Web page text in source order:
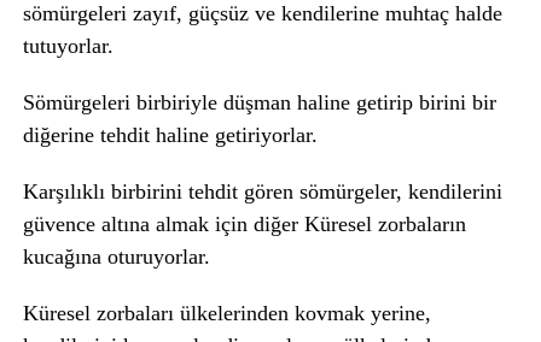
sömürgeleri zayıf, güçsüz ve kendilerine muhtaç halde
tutuyorlar.
Sömürgeleri birbiriyle düşman haline getirip birini bir
diğerine tehdit haline getiriyorlar.
Karşılıklı birbirini tehdit gören sömürgeler, kendilerini
güvence altına almak için diğer Küresel zorbaların
kucağına oturuyorlar.
Küresel zorbaları ülkelerinden kovmak yerine,